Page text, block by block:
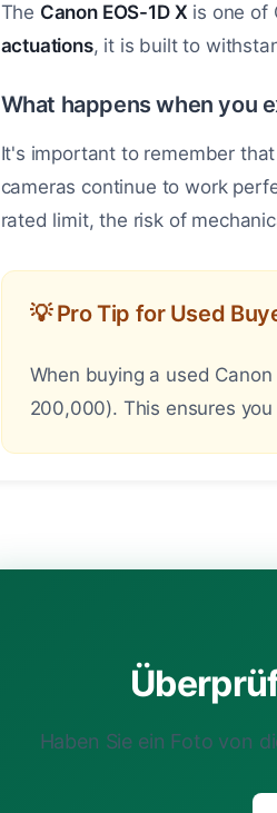
The Canon EOS-1D X is one of
actuations, it is built to
What happens when you
It's important to remember
cameras continue to work
rated limit, the risk of
💡 Pro Tip for Used
When buying a used
200,000). This ensures
Haben Sie ein Foto von